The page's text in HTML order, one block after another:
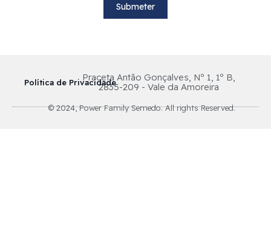
Submeter
Política de PrivacidadePraceta Antão Gonçalves, Nº 1, 1º B,
2835-209 - Vale da Amoreira
© 2024, Power Family Semedo. All rights Reserved.